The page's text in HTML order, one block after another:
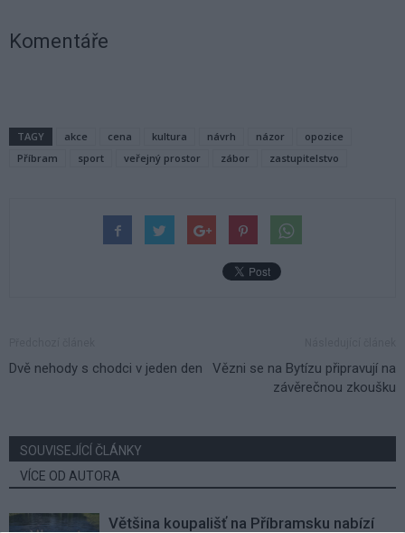
Komentáře
TAGY akce cena kultura návrh názor
opozice
Příbram
sport veřejný prostor zábor zastupitelstvo
Dvě nehody s chodci v jeden den
Vězni se na Bytízu připravují na
závěrečnou zkoušku
SOUVISEJÍCÍ ČLÁNKY
VÍCE OD AUTORA
Většina koupališť na Příbramsku nabízí